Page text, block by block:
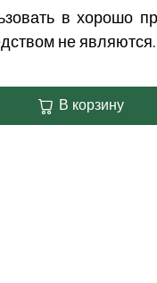
в хорошо
не являются.
В корзину